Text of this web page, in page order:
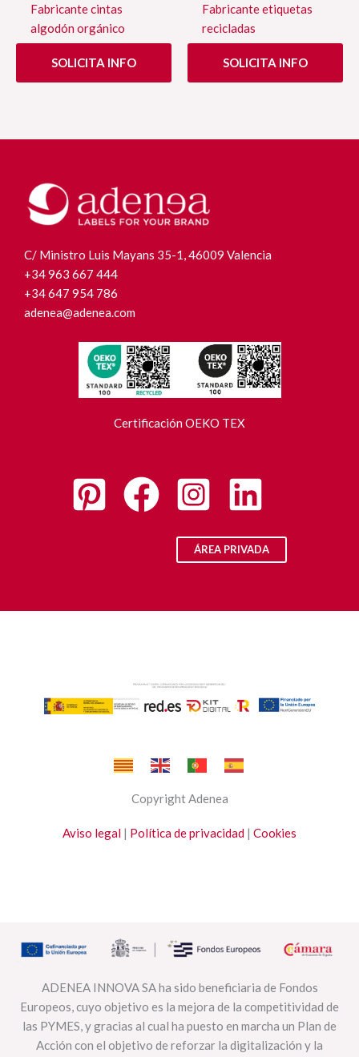
Fabricante cintas
algodón orgánico
SOLICITA INFO
Fabricante etiquetas
recicladas
SOLICITA INFO
C/ Ministro Luis Mayans 35-1, 46009 Valencia
+34 963 667 444
+34 647 954 786
adenea@adenea.com
Certificación OEKO TEX
ÁREA PRIVADA
Copyright Adenea
Aviso legal | Política de privacidad | Cookies
ADENEA INNOVA SA ha sido beneficiaria de Fondos
Europeos, cuyo objetivo es la mejora de la competitividad de
las PYMES, y gracias al cual ha puesto en marcha un Plan de
Acción con el objetivo de reforzar la digitalización y la